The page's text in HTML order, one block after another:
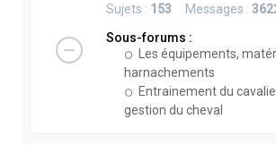
Sujets : 153 Messages :
Sous-forums :
Les équipements,
harnachements
Entrainement du
gestion du cheval